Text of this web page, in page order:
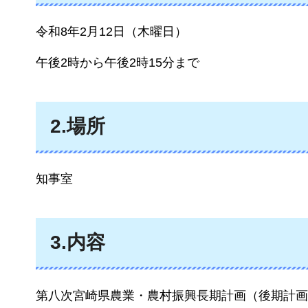
令和8年2月12日（木曜日）
午後2時から午後2時15分まで
2.場所
知事室
3.内容
第八次宮崎県農業・農村振興長期計画（後期計